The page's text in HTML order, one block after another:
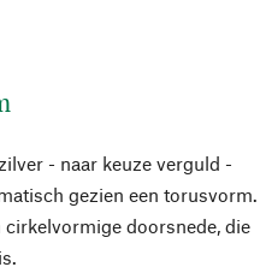
- naar keuze verguld -
gezien een torusvorm.
doorsnede, die